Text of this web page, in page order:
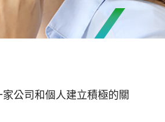
公司和個人建立積極的關